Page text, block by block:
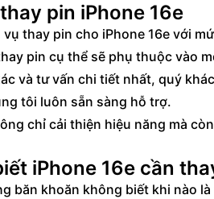
16e nhanh chóng, lấy ngay
dài hạn, uy tín
pháp bền vững
bản của máy
thân thiện môi trường
pin iPhone 16e
thay pin cho iPhone 16e với
pin cụ thể sẽ phụ thuộc vào
và tư vấn chi tiết nhất, quý
tôi luôn sẵn sàng hỗ trợ.
chỉ cải thiện hiệu năng mà
iPhone 16e cần
băn khoăn không biết khi nào